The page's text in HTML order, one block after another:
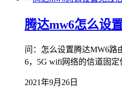
腾达mw6怎么设
问：怎么设置腾达MW6路
6，5G wifi网络的信道固定
2021年9月26日